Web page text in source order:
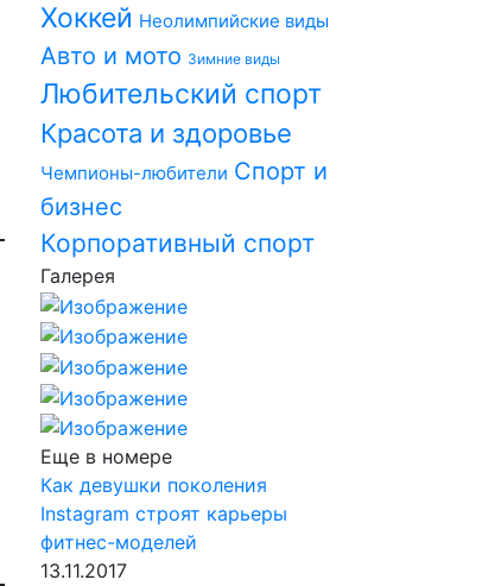
Хоккей Неолимпийские виды
Авто и мото Зимние виды
Любительский спорт
Красота и здоровье
Чемпионы-любители Спорт и
бизнес
Корпоративный спорт
Галерея
Еще в номере
Как девушки поколения
Instagram строят карьеры
фитнес-моделей
13.11.2017